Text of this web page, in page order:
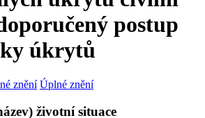
postup
úkrytů
znění Úplné znění
životní situace